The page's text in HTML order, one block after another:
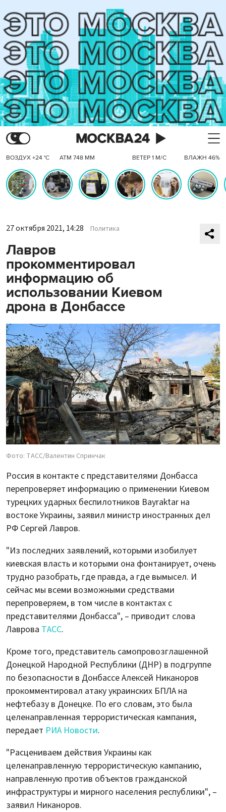
ВОЗДУХ +24 °C АТМ 748 ММ ВЕТЕР 1 М/С ВЛАЖН 46%
27 октября 2021, 14:28 Политика
Лавров
прокомментировал
информацию об
использовании Киевом
дрона в Донбассе
Фото: ТАСС/Валентин Спринчак
Россия в контакте с представителями Донбасса
перепроверяет информацию о применении Киевом
турецких ударных беспилотников Bayraktar на
востоке Украины, заявил министр иностранных дел
РФ Сергей Лавров.
"Из последних заявлений, которыми изобилует
киевская власть и которыми она фонтанирует, очень
трудно разобрать, где правда, а где вымысел. И
сейчас мы всеми возможными средствами
перепроверяем, в том числе в контактах с
представителями Донбасса", – приводит слова
Лаврова ТАСС.
Кроме того, представитель самопровозглашенной
Донецкой Народной Республики (ДНР) в подгруппе
по безопасности в Донбассе Алексей Никаноров
прокомментировал атаку украинских БПЛА на
нефтебазу в Донецке. По его словам, это была
целенаправленная террористическая кампания,
передает РИА Новости.
"Расцениваем действия Украины как
целенаправленную террористическую кампанию,
направленную против объектов гражданской
инфраструктуры и мирного населения республики", –
заявил Никаноров.